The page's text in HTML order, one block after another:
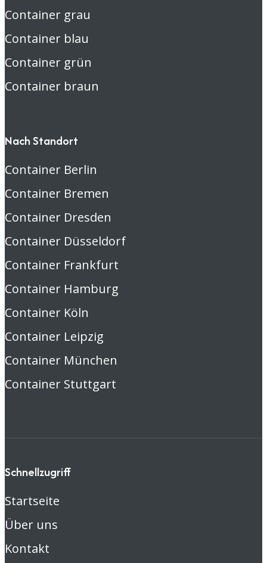
Container grau
Container blau
Container grün
Container braun
Nach Standort
Container Berlin
Container Bremen
Container Dresden
Container Düsseldorf
Container Frankfurt
Container Hamburg
Container Köln
Container Leipzig
Container München
Container Stuttgart
Schnellzugriff
Startseite
Über uns
Kontakt